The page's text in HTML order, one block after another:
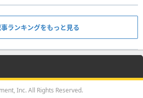
ランキングをもっと見る
Inc. All Rights Reserved.